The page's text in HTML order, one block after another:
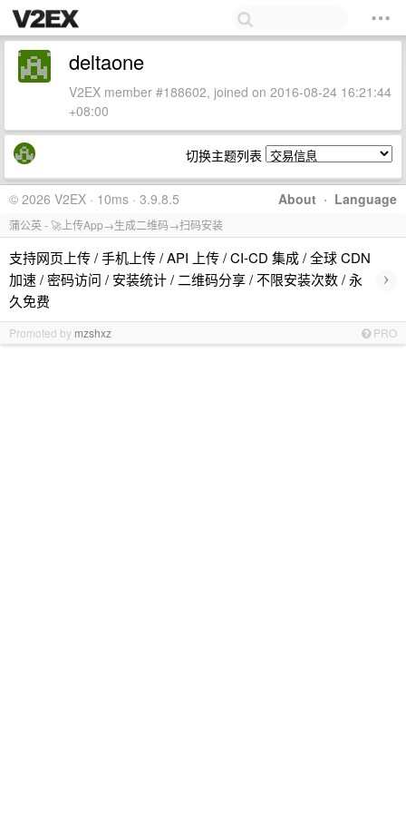
deltaone
V2EX member #188602, joined on 2016-08-24 16:21:44
+08:00
切换主题列表
About · Language
© 2026 V2EX · 10ms · 3.9.8.5
蒲公英 - 🚀上传App→生成二维码→扫码安装
支持网页上传 / 手机上传 / API 上传 / CI-CD 集成 / 全球 CDN
加速 / 密码访问 / 安装统计 / 二维码分享 / 不限安装次数 / 永
久免费
›
Promoted by mzshxz PRO